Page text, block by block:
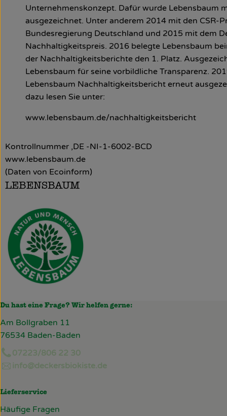
Unternehmenskonzept. Dafür wurde Lebensbaum
ausgezeichnet. Unter anderem 2014 mit den CSR-
Bundesregierung Deutschland und 2015 mit dem
Nachhaltigkeitspreis. 2016 belegte Lebensbaum
der Nachhaltigkeitsberichte den 1. Platz.
Lebensbaum für seine vorbildliche Transparenz.
Lebensbaum Nachhaltigkeitsbericht erneut
dazu lesen Sie unter:
www.lebensbaum.de/nachhaltigkeitsbericht
Kontrollnummer ,DE -NI-1-6002-BCD
www.lebensbaum.de
(Daten von Ecoinform)
LEBENSBAUM
Du hast eine Frage? Wir helfen gerne:
Am Bollgraben 11
76534 Baden-Baden
07223/806 22 30
info@deckersbiokiste.de
Lieferservice
Häufige Fragen